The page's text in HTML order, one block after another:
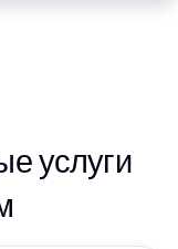
услуги